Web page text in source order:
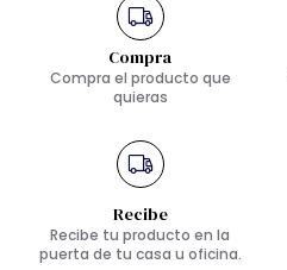
Compra
Compra el producto que
quieras
Recibe
Recibe tu producto en la
puerta de tu casa u oficina.